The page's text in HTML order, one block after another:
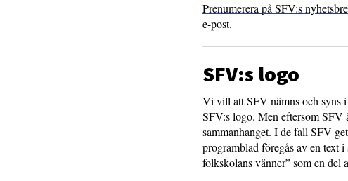
Prenumerera på SFV:s
e-post.
SFV:s logo
Vi vill att SFV nämns och syns
SFV:s logo. Men eftersom SFV
sammanhanget. I de fall SFV
programblad föregås av en text i
folkskolans vänner” som en del